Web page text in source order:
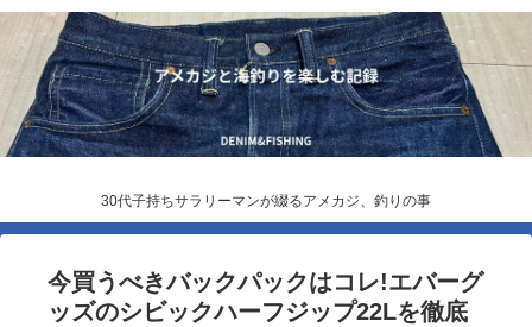
30代子持ちサラリーマンが綴るアメカジ、釣りの事
今買うべきバックパックはコレ!エバーグ
ッズのシビックハーフジップ22Lを徹底